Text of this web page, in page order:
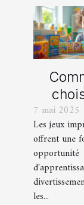
pour
7 mai 2025
Les jeux
offrent une
opportunité
les...